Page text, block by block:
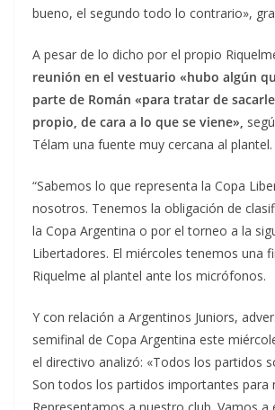
bueno, el segundo todo lo contrario»,
A pesar de lo dicho por el propio
reunión en el vestuario «hubo algún
parte de Román «para tratar de
propio, de cara a lo que se viene»,
Télam una fuente muy cercana al plantel.
“Sabemos lo que representa la Copa
nosotros. Tenemos la obligación de
la Copa Argentina o por el torneo a la
Libertadores. El miércoles tenemos una
Riquelme al plantel ante los micrófonos.
Y con relación a Argentinos Juniors,
semifinal de Copa Argentina este
el directivo analizó: «Todos los partidos
Son todos los partidos importantes para